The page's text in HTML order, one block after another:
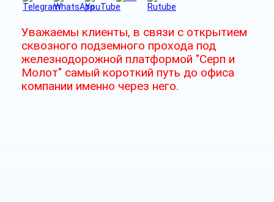
Уважаемы клиенты, в связи с открытием
сквозного подземного прохода под
железнодорожной платформой "Серп и
Молот" самый короткий путь до офиса
компании именно через него.